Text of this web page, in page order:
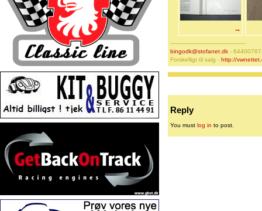
→
-------------------------------------------
bingodk@stofanet.dk -
Forskelligt til salg - http://
Reply
You must log in to post.